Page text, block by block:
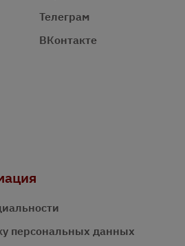
Телеграм
ВКонтакте
персональных данных